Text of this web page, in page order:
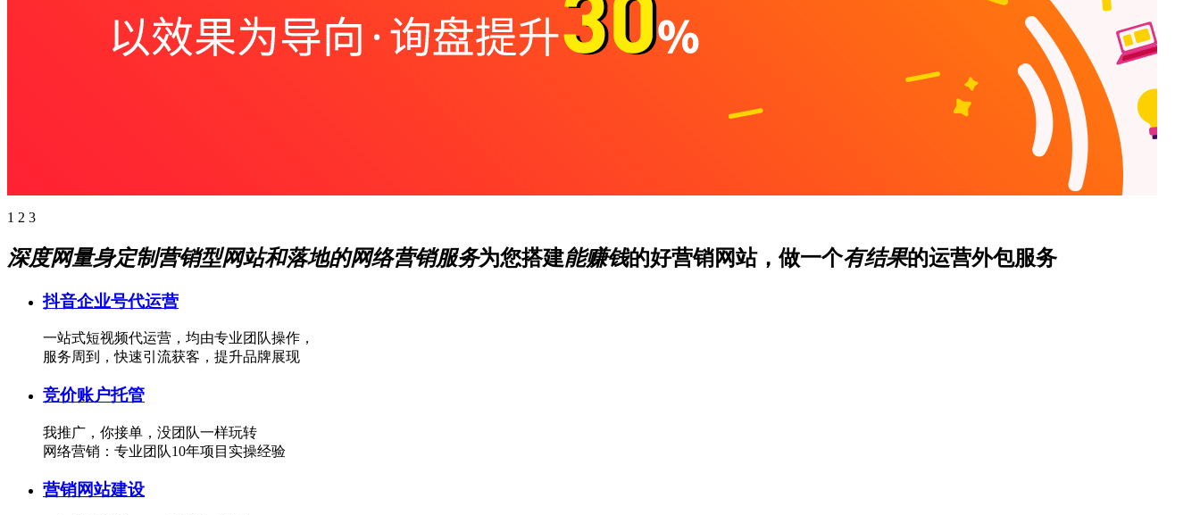
1 2 3
深度网量身定制营销型网站和落地的网络营销服务为您搭建能赚钱的好营销网站，做一个有结果的运营外包服务
抖音企业号代运营
一站式短视频代运营，均由专业团队操作，
服务周到，快速引流获客，提升品牌展现
竞价账户托管
我推广，你接单，没团队一样玩转
网络营销：专业团队10年项目实操经验
营销网站建设